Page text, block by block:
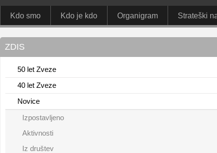
Kdo smo Kdo je kdo Organigram Strateški
ZDIS
50 let Zveze
40 let Zveze
Novice
Izpostavljeno
Aktivnosti
Iz društev